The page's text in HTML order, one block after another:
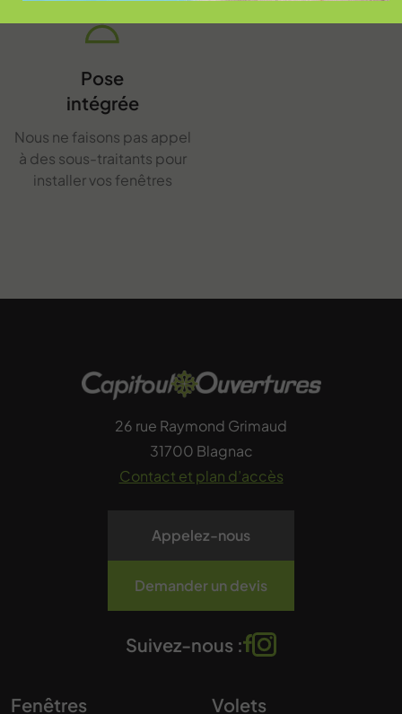
Pose
intégrée
Nous ne faisons pas appel
à des sous-traitants pour
installer vos fenêtres
26 rue Raymond Grimaud
31700 Blagnac
Contact et plan d’accès
Appelez-nous
Demander un devis
Suivez-nous :
Fenêtres Volets